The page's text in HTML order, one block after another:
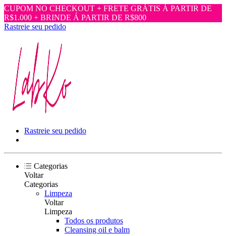
CUPOM NO CHECKOUT + FRETE GRÁTIS Á PARTIR DE
R$1.000 + BRINDE Á PARTIR DE R$800
Rastreie seu pedido
Rastreie seu pedido
Categorias
Voltar
Categorias
Limpeza
Voltar
Limpeza
Todos os produtos
Cleansing oil e balm